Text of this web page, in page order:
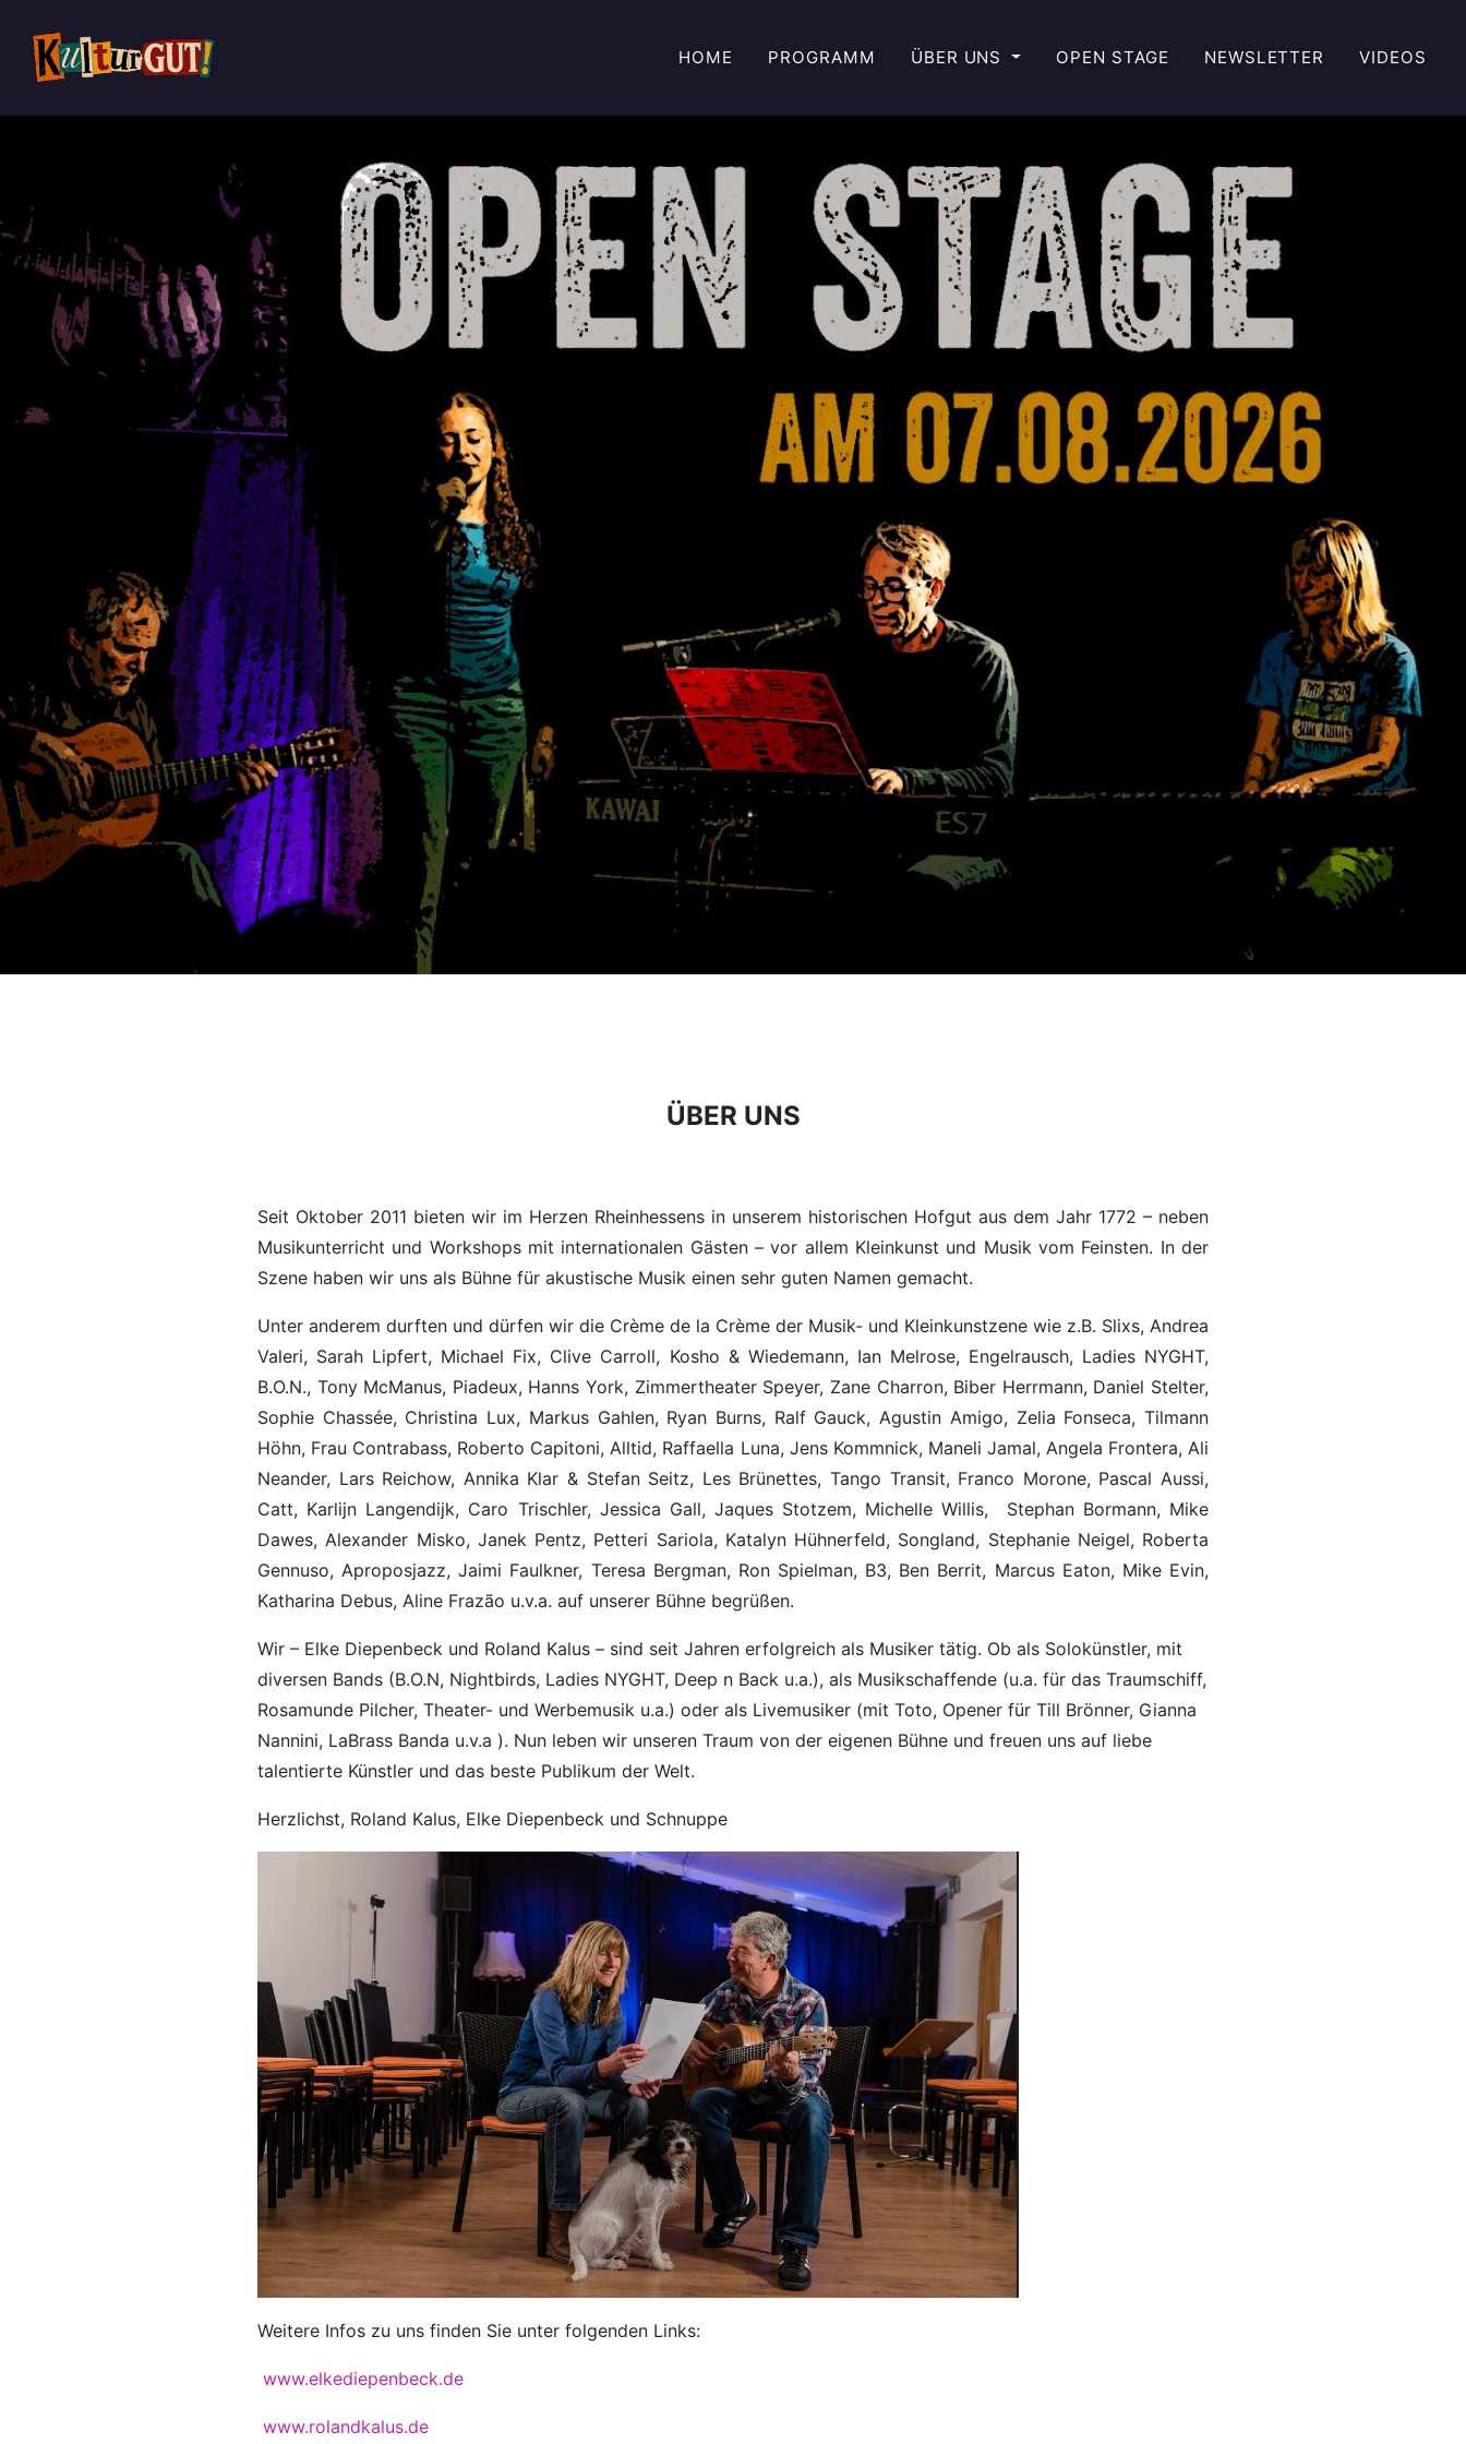
HOME PROGRAMM ÜBER UNS OPEN STAGE NEWSLETTER VIDEOS
ÜBER UNS
Seit Oktober 2011 bieten wir im Herzen Rheinhessens in unserem historischen Hofgut aus dem Jahr 1772 – neben
Musikunterricht und Workshops mit internationalen Gästen – vor allem Kleinkunst und Musik vom Feinsten. In der
Szene haben wir uns als Bühne für akustische Musik einen sehr guten Namen gemacht.
Unter anderem durften und dürfen wir die Crème de la Crème der Musik- und Kleinkunstzene wie z.B. Slixs, Andrea
Valeri, Sarah Lipfert, Michael Fix, Clive Carroll, Kosho & Wiedemann, Ian Melrose, Engelrausch, Ladies NYGHT,
B.O.N., Tony McManus, Piadeux, Hanns York, Zimmertheater Speyer, Zane Charron, Biber Herrmann, Daniel Stelter,
Sophie Chassée, Christina Lux, Markus Gahlen, Ryan Burns, Ralf Gauck, Agustin Amigo, Zelia Fonseca, Tilmann
Höhn, Frau Contrabass, Roberto Capitoni, Alltid, Raffaella Luna, Jens Kommnick, Maneli Jamal, Angela Frontera, Ali
Neander, Lars Reichow, Annika Klar & Stefan Seitz, Les Brünettes, Tango Transit, Franco Morone, Pascal Aussi,
Catt, Karlijn Langendijk, Caro Trischler, Jessica Gall, Jaques Stotzem, Michelle Willis, Stephan Bormann, Mike
Dawes, Alexander Misko, Janek Pentz, Petteri Sariola, Katalyn Hühnerfeld, Songland, Stephanie Neigel, Roberta
Gennuso, Aproposjazz, Jaimi Faulkner, Teresa Bergman, Ron Spielman, B3, Ben Berrit, Marcus Eaton, Mike Evin,
Katharina Debus, Aline Frazão u.v.a. auf unserer Bühne begrüßen.
Wir – Elke Diepenbeck und Roland Kalus – sind seit Jahren erfolgreich als Musiker tätig. Ob als Solokünstler, mit
diversen Bands (B.O.N, Nightbirds, Ladies NYGHT, Deep n Back u.a.), als Musikschaffende (u.a. für das Traumschiff,
Rosamunde Pilcher, Theater- und Werbemusik u.a.) oder als Livemusiker (mit Toto, Opener für Till Brönner, Gianna
Nannini, LaBrass Banda u.v.a ). Nun leben wir unseren Traum von der eigenen Bühne und freuen uns auf liebe
talentierte Künstler und das beste Publikum der Welt.
Herzlichst, Roland Kalus, Elke Diepenbeck und Schnuppe
Weitere Infos zu uns finden Sie unter folgenden Links:
www.elkediepenbeck.de
www.rolandkalus.de